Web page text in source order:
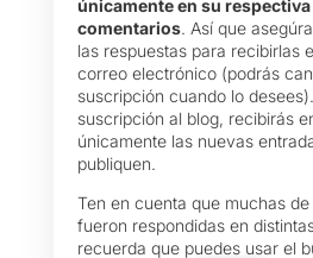
únicamente en su
comentarios. Así que
las respuestas para recibirlas
correo electrónico (podrás
suscripción cuando lo
suscripción al blog, recibirás
únicamente las nuevas
publiquen.
Ten en cuenta que muchas
fueron respondidas en
recuerda que puedes usar el